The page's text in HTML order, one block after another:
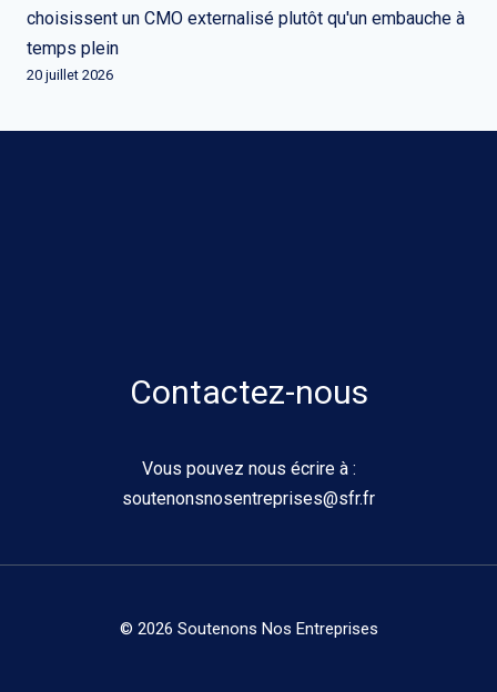
choisissent un CMO externalisé plutôt qu'un embauche à
temps plein
20 juillet 2026
Contactez-nous
Vous pouvez nous écrire à :
soutenonsnosentreprises@sfr.fr
© 2026 Soutenons Nos Entreprises